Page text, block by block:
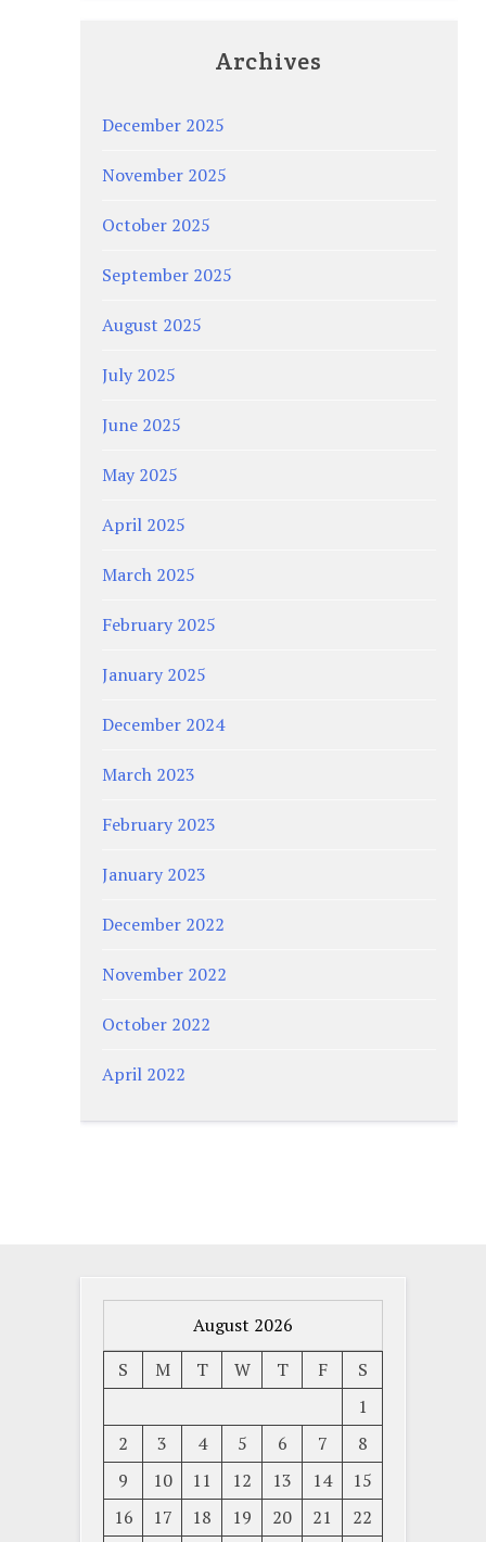
Archives
December 2025
November 2025
October 2025
September 2025
August 2025
July 2025
June 2025
May 2025
April 2025
March 2025
February 2025
January 2025
December 2024
March 2023
February 2023
January 2023
December 2022
November 2022
October 2022
April 2022
August 2026
S
M T W T F
S
1
2
3 4 5 6 7
8
9
10 11 12 13 14
15
16
17 18 19 20 21
22